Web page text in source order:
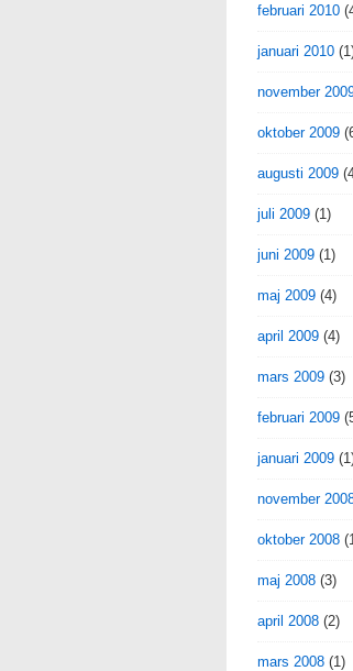
februari 2010
januari 2010
november
oktober 2009
augusti 2009
juli 2009 (1)
juni 2009 (1)
maj 2009 (4)
april 2009 (4)
mars 2009 (3)
februari 2009
januari 2009
november
oktober 2008
maj 2008 (3)
april 2008 (2)
mars 2008 (1)